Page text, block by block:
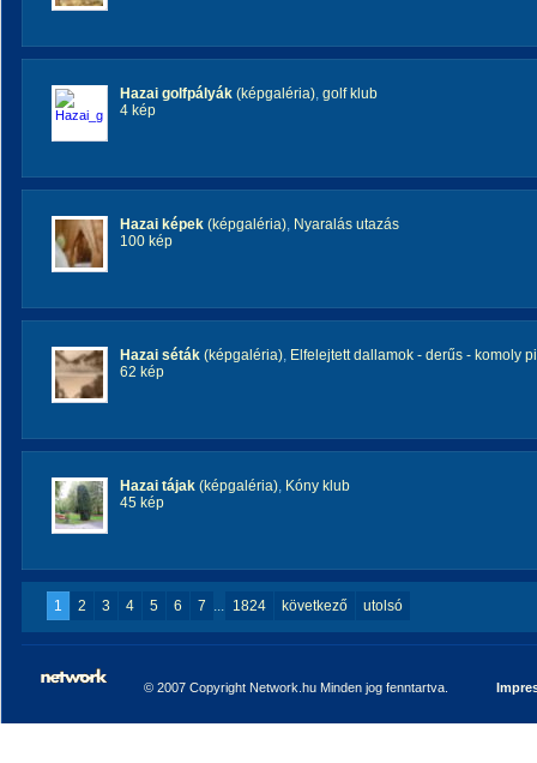
Hazai golfpályák (képgaléria), golf klub
4 kép
Hazai képek (képgaléria), Nyaralás utazás
100 kép
Hazai séták (képgaléria), Elfelejtett dallamok - derűs - komoly
62 kép
Hazai tájak (képgaléria), Kóny klub
45 kép
1 2 3 4 5 6 7 ... 1824 következő utolsó
© 2007 Copyright Network.hu Minden jog fenntartva.